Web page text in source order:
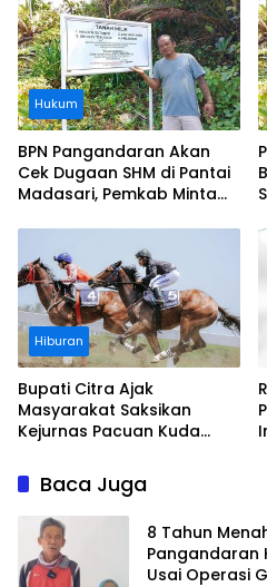
Hukum
BPN Pangandaran Akan
Cek Dugaan SHM di Pantai
Madasari, Pemkab Minta
Hiburan
Bupati Citra Ajak
Masyarakat Saksikan
Kejurnas Pacuan Kuda
Legokjawa
Baca Juga
8 Tahun
Pangandaran
Usai Operasi